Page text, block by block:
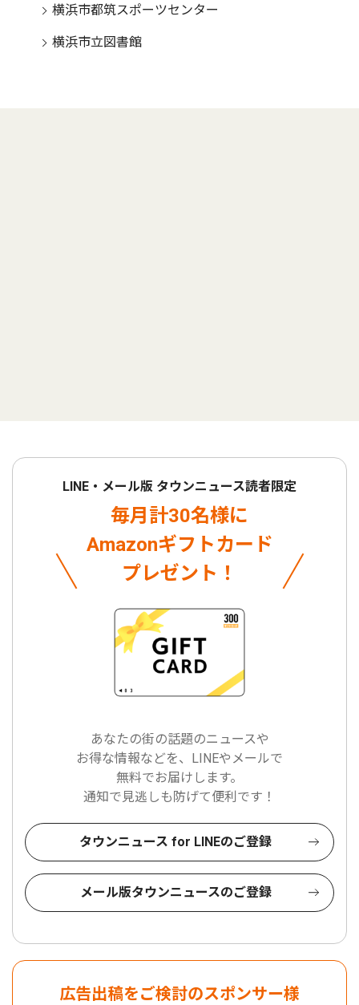
横浜市都筑スポーツセンター
横浜市立図書館
LINE・メール版 タウンニュース読者限定
毎月計30名様に
Amazonギフトカード
プレゼント！
あなたの街の話題のニュースや
お得な情報などを、LINEやメールで
無料でお届けします。
通知で見逃しも防げて便利です！
タウンニュース for LINEのご登録
メール版タウンニュースのご登録
広告出稿をご検討のスポンサー様